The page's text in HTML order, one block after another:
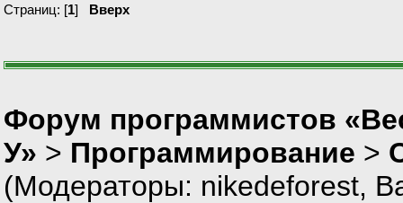
Страниц: [1] Вверх
Форум программистов
У» > Программирование >
(Модераторы: nikedeforest,